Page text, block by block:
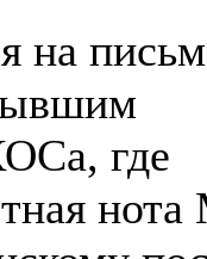
на
где